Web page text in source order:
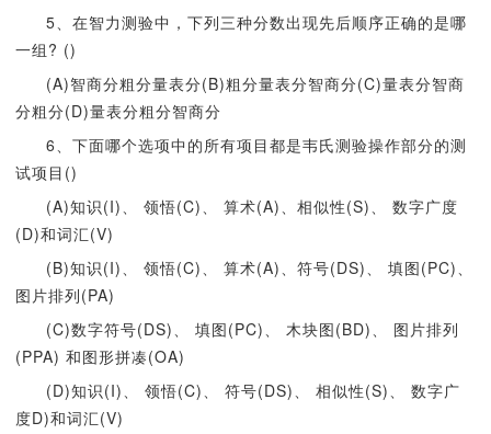
5、在智力测验中，下列三种分数出现先后顺序正确的是哪
一组? ()
(A)智商分粗分量表分(B)粗分量表分智商分(C)量表分智商
分粗分(D)量表分粗分智商分
6、下面哪个选项中的所有项目都是韦氏测验操作部分的测
试项目()
(A)知识(I)、 领悟(C)、 算术(A)、相似性(S)、 数字广度
(D)和词汇(V)
(B)知识(I)、 领悟(C)、 算术(A)、符号(DS)、 填图(PC)、
图片排列(PA)
(C)数字符号(DS)、 填图(PC)、 木块图(BD)、 图片排列
(PPA) 和图形拼凑(OA)
(D)知识(I)、 领悟(C)、 符号(DS)、 相似性(S)、 数字广
度D)和词汇(V)